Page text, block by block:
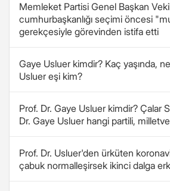
Memleket Partisi Genel Başkan
cumhurbaşkanlığı seçimi öncesi
gerekçesiyle görevinden istifa etti
Gaye Usluer kimdir? Kaç yaşında,
Usluer eşi kim?
Prof. Dr. Gaye Usluer kimdir? Çalar
Dr. Gaye Usluer hangi partili,
Prof. Dr. Usluer'den ürküten
çabuk normalleşirsek ikinci dalga